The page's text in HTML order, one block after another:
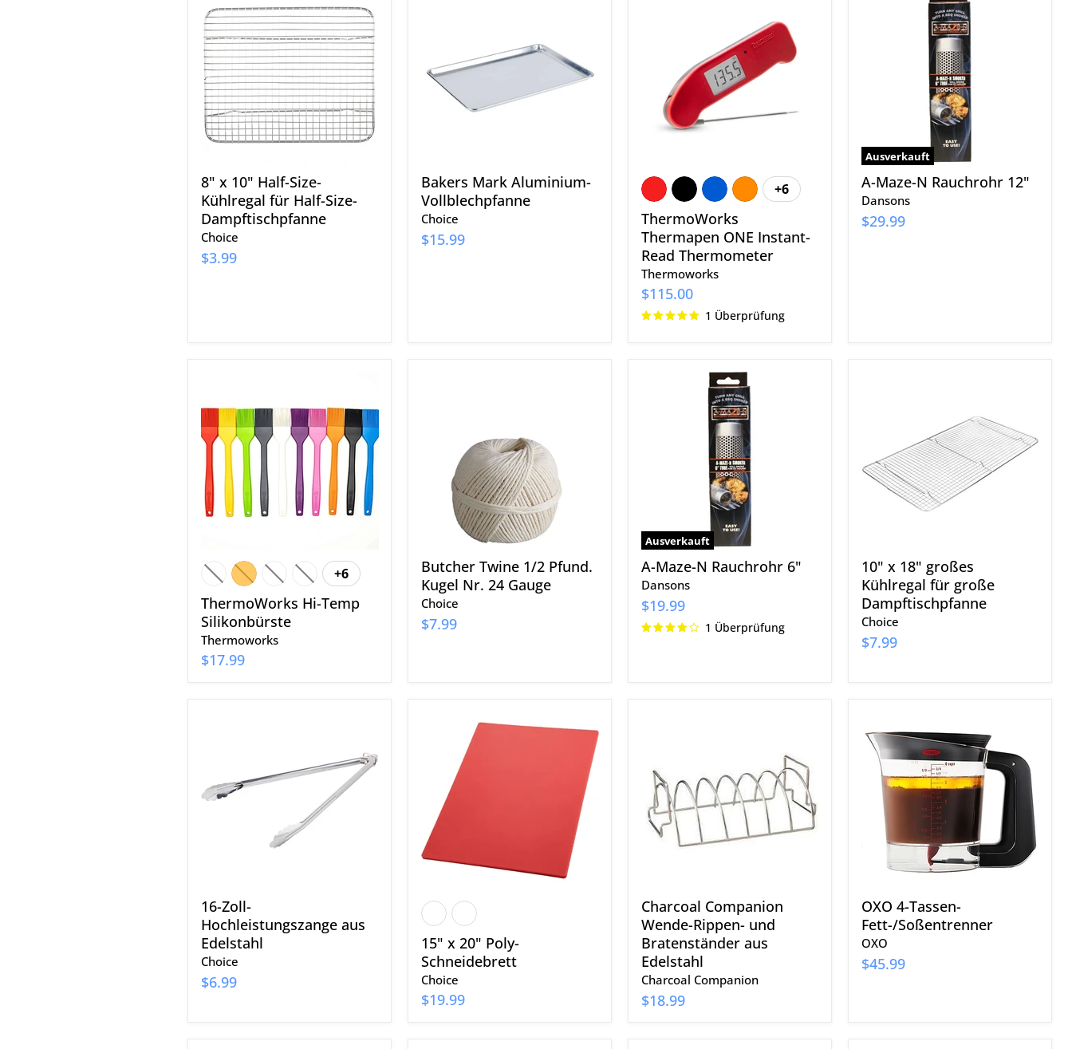
x
10"
Half-
Size-
Kühlregal
für
Half-
Size-
Dampftischpfanne
8" x 10" Half-Size-
Kühlregal für Half-Size-
Dampftischpfanne
Choice
$3.99
Vollblechpfanne
Bakers Mark Aluminium-
Vollblechpfanne
Choice
$15.99
Thermometer
Farbfelder
+6
ThermoWorks
Thermapen ONE Instant-
Read Thermometer
Thermoworks
$115.00
1 Überprüfung
Ausverkauft
Rauchrohr
A-Maze-N Rauchrohr 12"
Dansons
$29.99
Temp
Silikonbürste
Farbfelder
+6
ThermoWorks Hi-Temp
Silikonbürste
Thermoworks
$17.99
Gauge
Butcher Twine 1/2 Pfund.
Kugel Nr. 24 Gauge
Choice
$7.99
Ausverkauft
Rauchrohr
A-Maze-N Rauchrohr 6"
Dansons
$19.99
1 Überprüfung
Kühlregal
für
große
Dampftischpfanne
10" x 18" großes
Kühlregal für große
Dampftischpfanne
Choice
$7.99
Edelstahl
16-Zoll-
Hochleistungszange aus
Edelstahl
Choice
$6.99
Schneidebrett
15" x 20" Poly-
Schneidebrett
Choice
$19.99
Rippen-
und
Bratenständer
aus
Edelstahl
Charcoal Companion
Wende-Rippen- und
Bratenständer aus
Edelstahl
Charcoal Companion
$18.99
4-
Tassen-
Fett-/Soßentrenner
OXO 4-Tassen-
Fett-/Soßentrenner
OXO
$45.99